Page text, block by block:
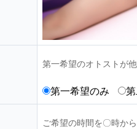
第一希望のオトストが
第一希望のみ
ご希望の時間を〇時か